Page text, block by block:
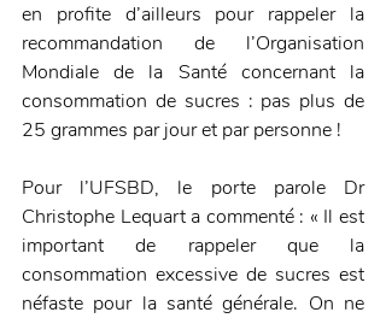
en profite d’ailleurs pour rappeler la
recommandation de l’Organisation
Mondiale de la Santé concernant la
consommation de sucres : pas plus de
25 grammes par jour et par personne !
Pour l’UFSBD, le porte parole Dr
Christophe Lequart a commenté : « Il est
important de rappeler que la
consommation excessive de sucres est
néfaste pour la santé générale. On ne